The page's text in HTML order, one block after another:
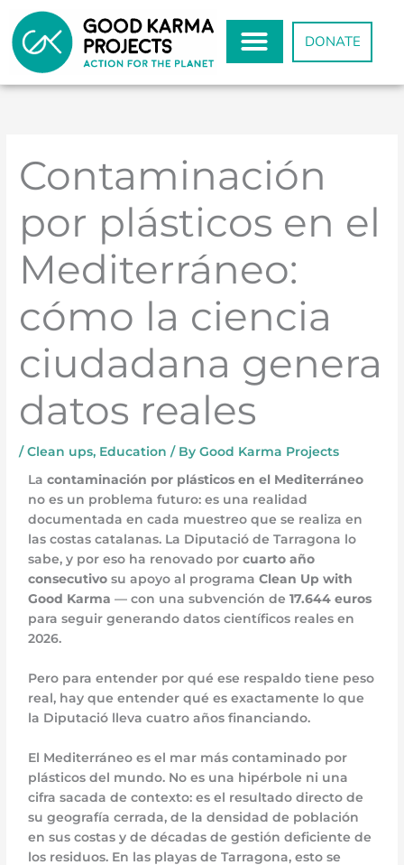
content
DONATE
Contaminación
por plásticos en el
Mediterráneo:
cómo la ciencia
ciudadana genera
datos reales
/Clean ups, Education / ByGood Karma Projects
Lacontaminación por plásticos en el Mediterráneo
no es un problema futuro: es una realidad
documentada en cada muestreo que se realiza en
las costas catalanas. La Diputació de Tarragona lo
sabe, y por eso ha renovado porcuarto año
consecutivo su apoyo al programaClean Up with
Good Karma — con una subvención de17.644 euros
para seguir generando datos científicos reales en
2026.
Pero para entender por qué ese respaldo tiene peso
real, hay que entender qué es exactamente lo que
la Diputació lleva cuatro años financiando.
El Mediterráneo es el mar más contaminado por
plásticos del mundo. No es una hipérbole ni una
cifra sacada de contexto: es el resultado directo de
su geografía cerrada, de la densidad de población
en sus costas y de décadas de gestión deficiente de
los residuos. En las playas de Tarragona, esto se